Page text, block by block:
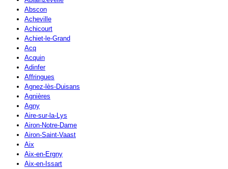
Abscon
Acheville
Achicourt
Achiet-le-Grand
Acq
Acquin
Adinfer
Affringues
Agnez-lès-Duisans
Agnières
Agny
Aire-sur-la-Lys
Airon-Notre-Dame
Airon-Saint-Vaast
Aix
Aix-en-Ergny
Aix-en-Issart